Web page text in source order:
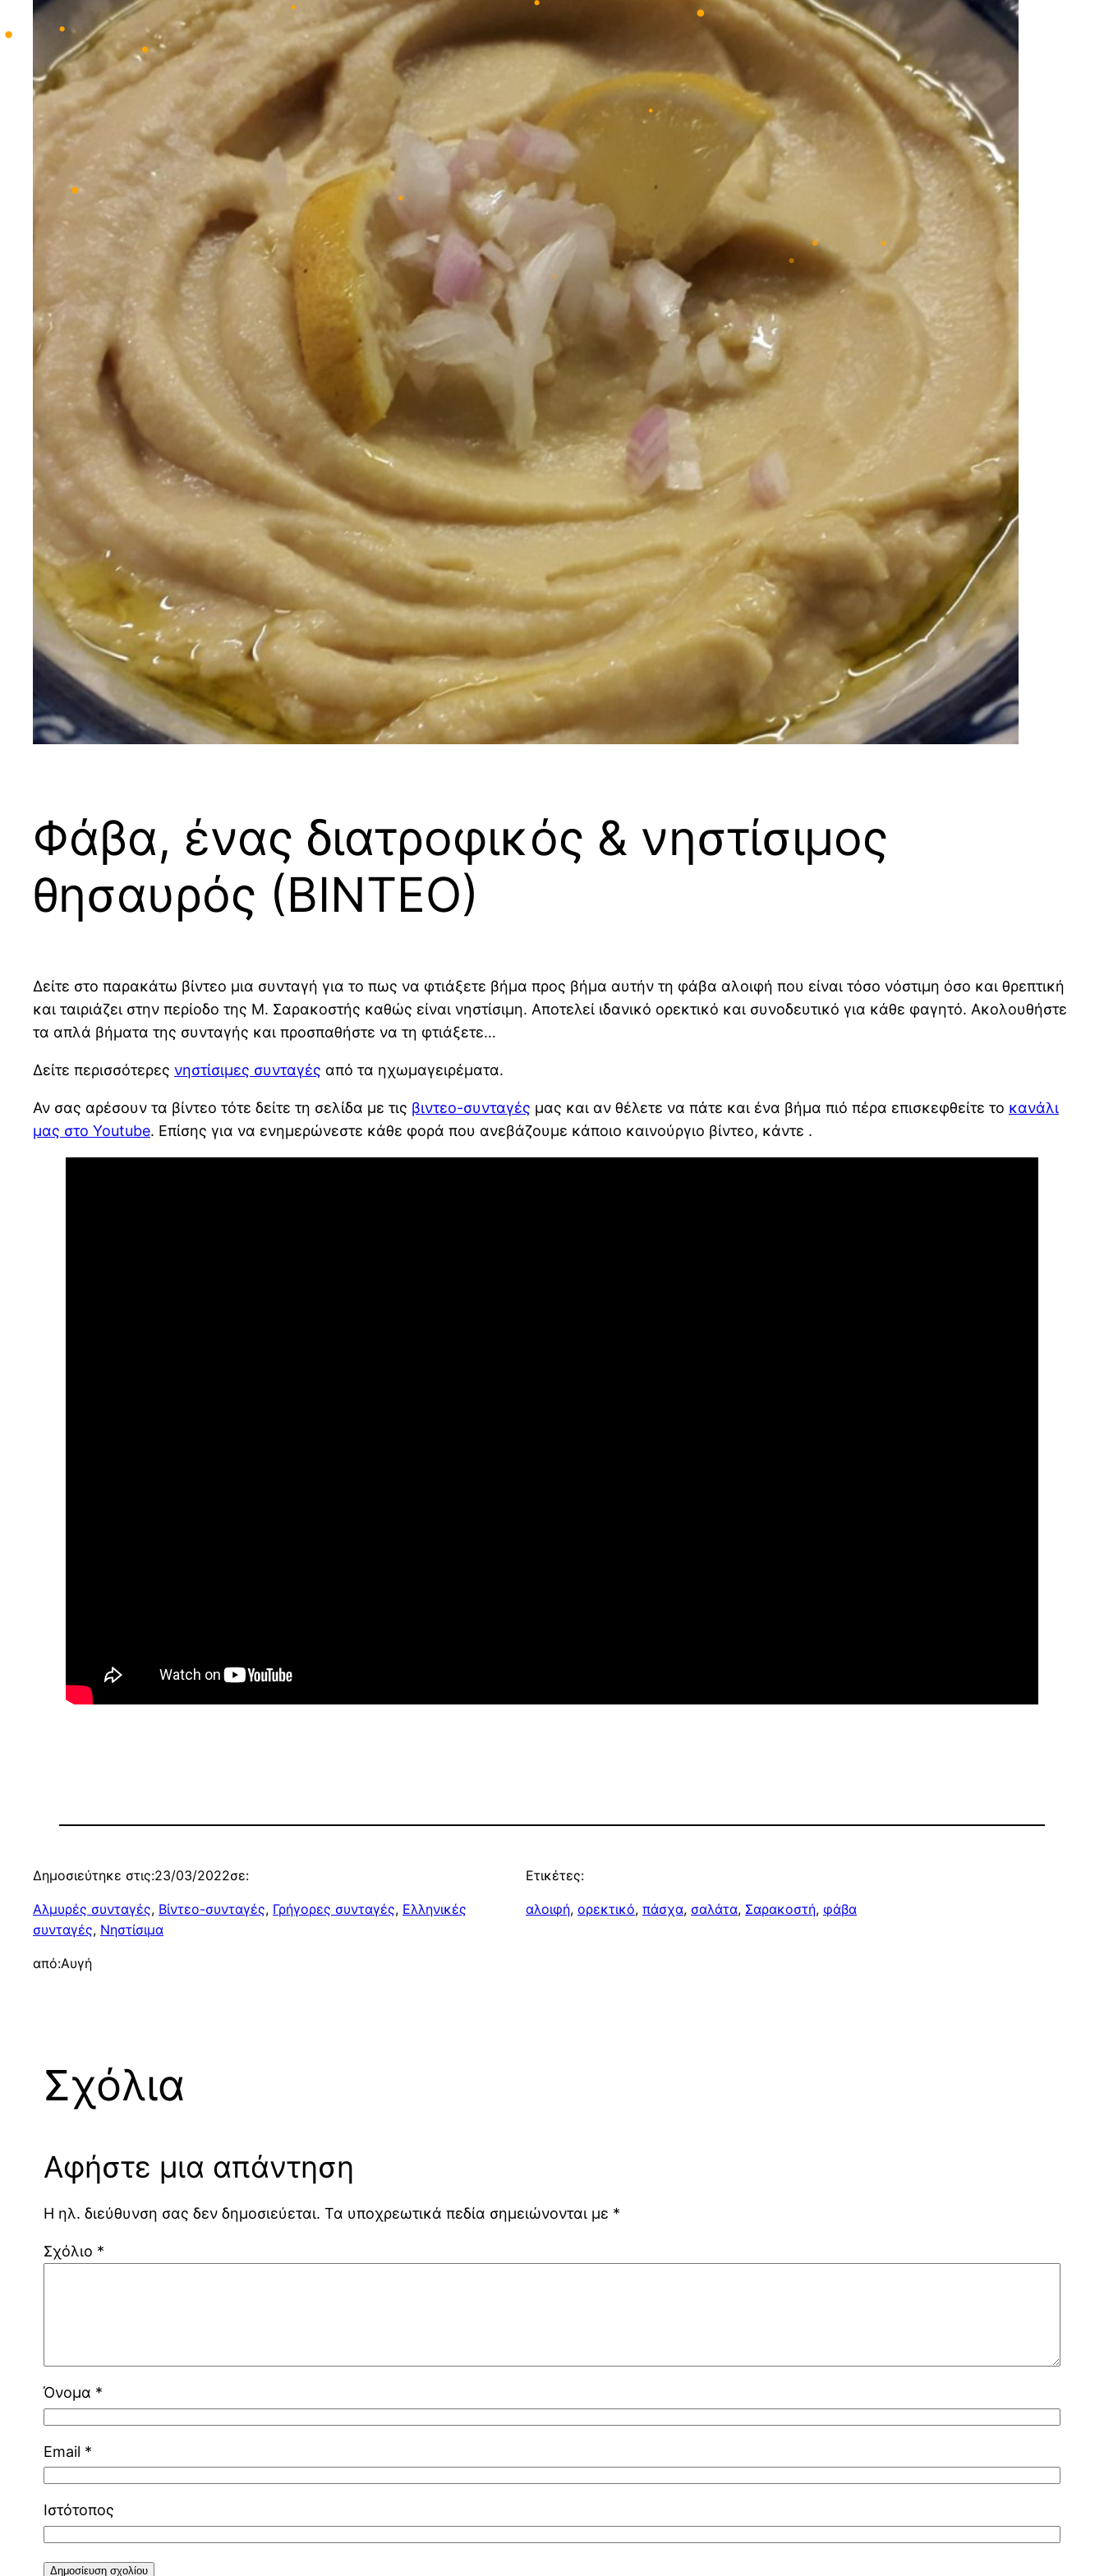
•
•
•
• •
•
•
Φάβα, ένας διατροφικός & νηστίσιμος
θησαυρός (ΒΙΝΤΕΟ)
Δείτε στο παρακάτω βίντεο μια συνταγή για το πως να φτιάξετε βήμα προς βήμα αυτήν τη φάβα αλοιφή που είναι τόσο νόστιμη όσο και θρεπτική
και ταιριάζει στην περίοδο της Μ. Σαρακοστής καθώς είναι νηστίσιμη. Αποτελεί ιδανικό ορεκτικό και συνοδευτικό για κάθε φαγητό. Ακολουθήστε
τα απλά βήματα της συνταγής και προσπαθήστε να τη φτιάξετε…
Δείτε περισσότερες νηστίσιμες συνταγές από τα ηχωμαγειρέματα.
Αν σας αρέσουν τα βίντεο τότε δείτε τη σελίδα με τις βιντεο-συνταγές μας και αν θέλετε να πάτε και ένα βήμα πιό πέρα επισκεφθείτε το κανάλι
μας στο Youtube. Επίσης για να ενημερώνεστε κάθε φορά που ανεβάζουμε κάποιο καινούργιο βίντεο, κάντε .
Δημοσιεύτηκε στις:23/03/2022σε:
Αλμυρές συνταγές, Βίντεο-συνταγές, Γρήγορες συνταγές, Ελληνικές
συνταγές, Νηστίσιμα
από:Αυγή
Ετικέτες:
αλοιφή, ορεκτικό, πάσχα, σαλάτα, Σαρακοστή, φάβα
Σχόλια
Αφήστε μια απάντηση
Η ηλ. διεύθυνση σας δεν δημοσιεύεται. Τα υποχρεωτικά πεδία σημειώνονται με *
Σχόλιο *
Όνομα *
Email *
Ιστότοπος